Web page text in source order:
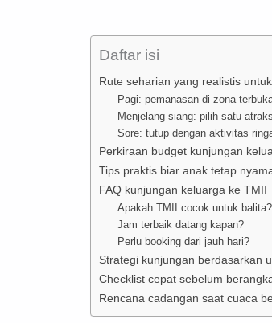
Daftar isi
Rute seharian yang realistis
Pagi: pemanasan di zona
Menjelang siang: pilih satu
Sore: tutup dengan aktivitas
Perkiraan budget kunjungan
Tips praktis biar anak tetap
FAQ kunjungan keluarga ke TMII
Apakah TMII cocok untuk balita?
Jam terbaik datang kapan?
Perlu booking dari jauh hari?
Strategi kunjungan berdasarkan
Checklist cepat sebelum
Rencana cadangan saat cuaca